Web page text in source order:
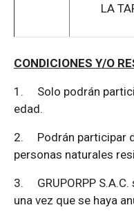
LA
CONDICIONES Y/O
1. Solo podrán
edad.
2. Podrán participar
personas naturales
3. GRUPORPP
una vez que se haya